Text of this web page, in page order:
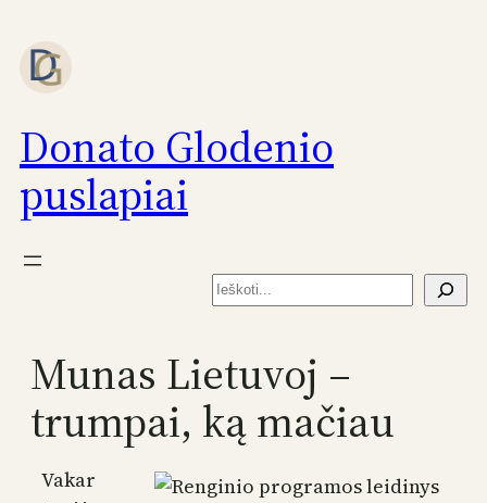
prie
turinio
Donato Glodenio
puslapiai
Paieška
Munas Lietuvoj –
trumpai, ką mačiau
Vakar